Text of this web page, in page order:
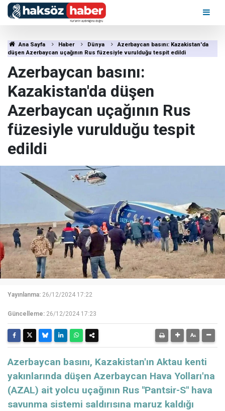
Ana Sayfa Haber Dünya
Azerbaycan basını: Kazakistan'da
düşen Azerbaycan uçağının Rus füzesiyle vurulduğu tespit edildi
Azerbaycan basını:
Kazakistan'da düşen
Azerbaycan uçağının Rus
füzesiyle vurulduğu tespit
edildi
Yayınlanma: 26/12/2024 17:22
Güncelleme: 26/12/2024 17:23
Azerbaycan basını, Kazakistan'ın Aktau kenti
yakınlarında düşen Azerbaycan Hava Yolları'na
(AZAL) ait yolcu uçağının Rus "Pantsir-S" hava
savunma sistemi saldırısına maruz kaldığı